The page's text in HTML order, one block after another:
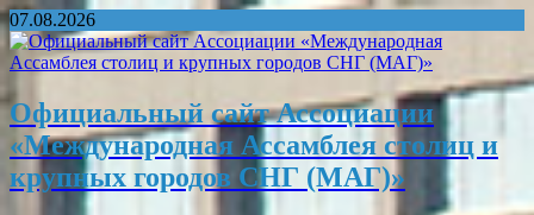
07.08.2026
Официальный сайт Ассоциации
«Международная Ассамблея столиц и
крупных городов СНГ (МАГ)»